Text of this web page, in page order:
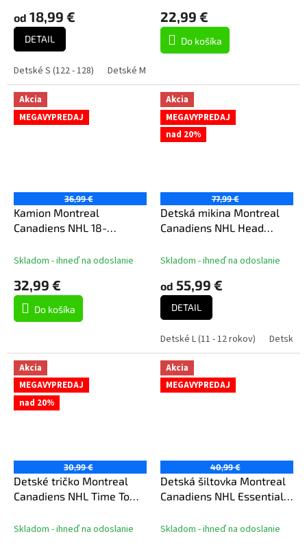
od 18,99 €
DETAIL
Detské S (122 - 128) Detské M (136 - 152)
22,99 €
Do košíka
Akcia
MEGAVYPREDAJ
36,99 €
Kamion Montreal
Canadiens NHL 18-
White
Skladom - ihneď na odoslanie
32,99 €
Do košíka
Akcia
MEGAVYPREDAJ
nad 20%
77,99 €
Detská mikina Montreal
Canadiens NHL Head
Skladom - ihneď na odoslanie
od 55,99 €
DETAIL
Detské L (11 - 12 rokov) Detské
Akcia
MEGAVYPREDAJ
nad 20%
30,99 €
Detské tričko Montreal
Canadiens NHL Time To
Skladom - ihneď na odoslanie
Akcia
MEGAVYPREDAJ
40,99 €
Detská šiltovka Montreal
Canadiens NHL Essentials
Skladom - ihneď na odoslanie